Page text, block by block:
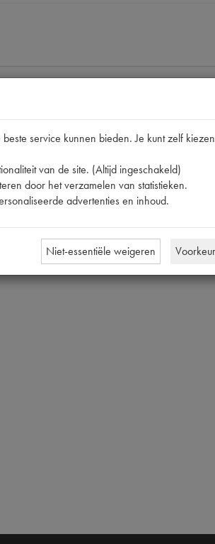
service kunnen bieden. Je kunt zelf
van de site. (Altijd ingeschakeld)
door het verzamelen van statistieken.
advertenties en inhoud.
Niet-essentiële weigeren